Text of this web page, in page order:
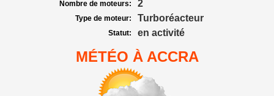
Nombre de moteurs: 2
Type de moteur: Turboréacteur
Statut: en activité
MÉTÉO À ACCRA